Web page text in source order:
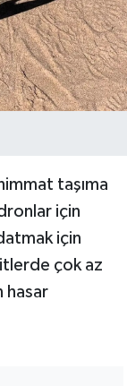
taşıma
için
için
çok az
hasar